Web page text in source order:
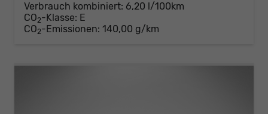
Verbrauch kombiniert: 6,20 l/100km
CO2-Klasse: E
CO2-Emissionen: 140,00 g/km